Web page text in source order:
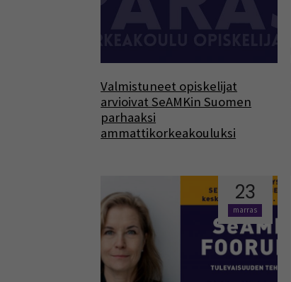
Valmistuneet opiskelijat
arvioivat SeAMKin Suomen
parhaaksi
ammattikorkeakouluksi
23
marras